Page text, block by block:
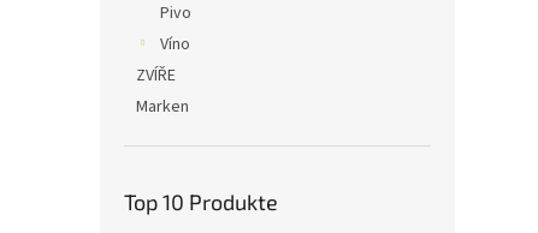
Pivo
Víno
ZVÍŘE
Marken
Top 10 Produkte